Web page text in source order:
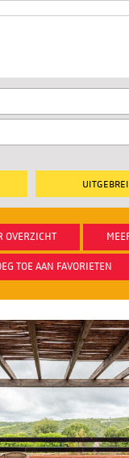
OVERZICHT
TOE AAN FAVORIETEN